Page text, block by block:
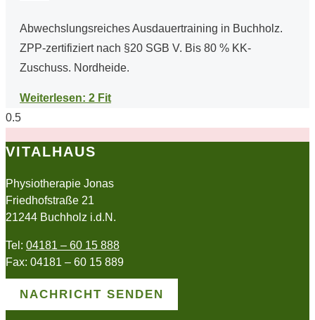
Abwechslungsreiches Ausdauertraining in Buchholz.
ZPP-zertifiziert nach §20 SGB V. Bis 80 % KK-
Zuschuss. Nordheide.
Weiterlesen: 2 Fit
VITALHAUS
Physiotherapie Jonas
Friedhofstraße 21
21244 Buchholz i.d.N.
Tel: 04181 – 60 15 888
Fax: 04181 – 60 15 889
NACHRICHT SENDEN